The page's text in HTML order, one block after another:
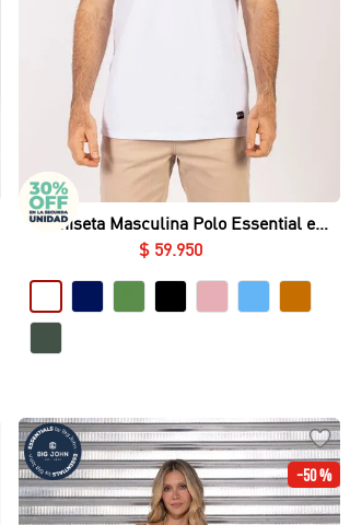
Vista rápida
Camiseta Masculina Polo Essential en
Piqué Lycrado
$ 59.950
-50 %